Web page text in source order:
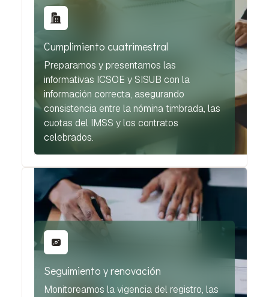
Cumplimiento cuatrimestral
Preparamos y presentamos las
informativas ICSOE y SISUB con la
información correcta, asegurando
consistencia entre la nómina timbrada, las
cuotas del IMSS y los contratos
celebrados.
Seguimiento y renovación
Monitoreamos la vigencia del registro, las